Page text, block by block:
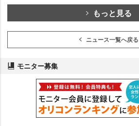
もっと見る
ニュース一覧へ戻る
モニター募集